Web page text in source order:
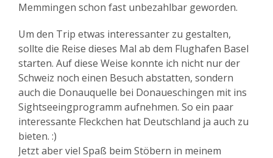
Memmingen schon fast unbezahlbar geworden.
Um den Trip etwas interessanter zu gestalten,
sollte die Reise dieses Mal ab dem Flughafen Basel
starten. Auf diese Weise konnte ich nicht nur der
Schweiz noch einen Besuch abstatten, sondern
auch die Donauquelle bei Donaueschingen mit ins
Sightseeingprogramm aufnehmen. So ein paar
interessante Fleckchen hat Deutschland ja auch zu
bieten. :)
Jetzt aber viel Spaß beim Stöbern in meinem